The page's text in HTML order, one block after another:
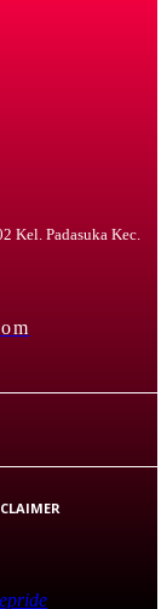
Kel. Padasuka Kec.